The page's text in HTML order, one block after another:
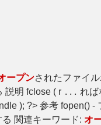
ープンされたファイ
説明 fclose ( r ... れば
); ?> 参考 fopen() -
る 関連キーワード: オ